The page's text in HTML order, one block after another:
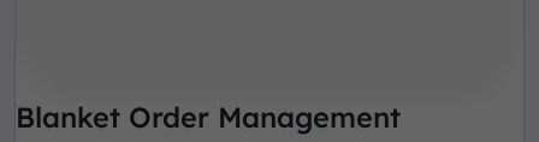
Blanket Order Management